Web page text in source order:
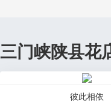
三门峡陕县花
彼此相依